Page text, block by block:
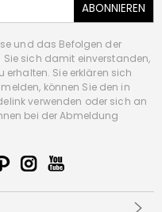
ABONNIEREN
und das Befolgen der
sich damit einverstanden,
erhalten. Sie erklären sich
können Sie den in
verwenden oder sich an
bei der Abmeldung